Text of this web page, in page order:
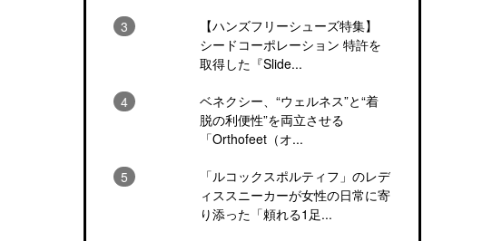
【ハンズフリーシューズ特集】
シードコーポレーション 特許を
取得した『Slide...
ベネクシー、“ウェルネス”と“着
脱の利便性”を両立させる
「Orthofeet（オ...
「ルコックスポルティフ」のレデ
ィススニーカーが女性の日常に寄
り添った「頼れる1足...